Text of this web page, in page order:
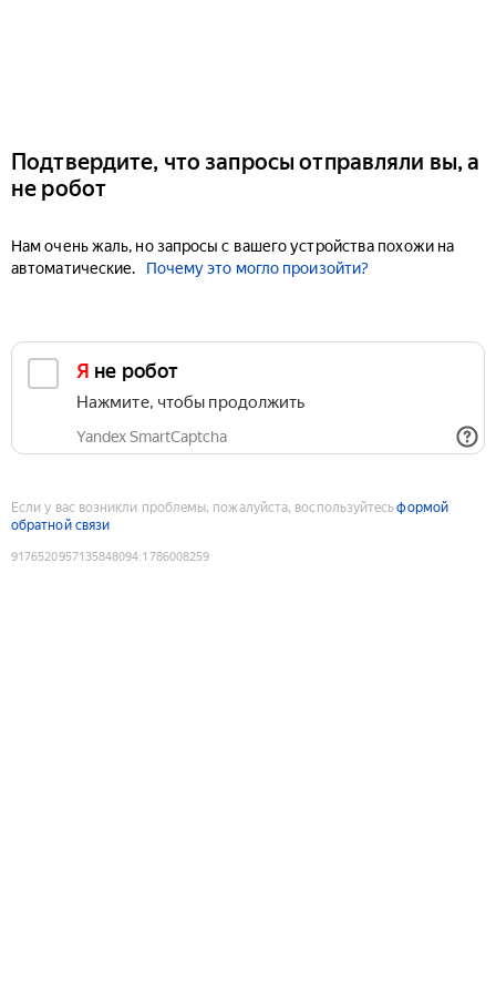
Подтвердите, что запросы отправляли вы, а
не робот
Нам очень жаль, но запросы с вашего устройства похожи на
автоматические.
Почему это могло произойти?
Я не робот
Нажмите, чтобы продолжить
Yandex SmartCaptcha
Если у вас возникли проблемы, пожалуйста, воспользуйтесьформой
обратной связи
9176520957135848094:1786008259